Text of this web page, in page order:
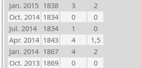
Jan. 2015 1838 3
2
Oct. 2014 1834 0
0
Jul. 2014
1834 1
0
Apr. 2014 1843 4
1,5
Jan. 2014 1867 4
2
Oct. 2013 1869 0
0